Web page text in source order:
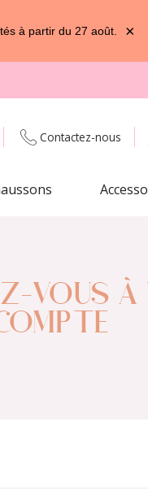
à partir du 27 août.
×
Contactez-nous
VOUS